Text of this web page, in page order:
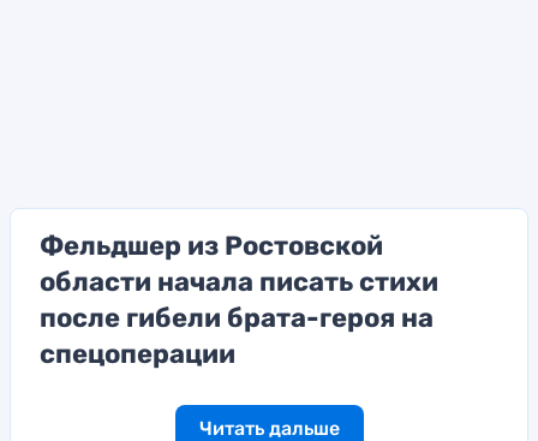
Фельдшер из Ростовской
области начала писать стихи
после гибели брата-героя на
спецоперации
Читать дальше